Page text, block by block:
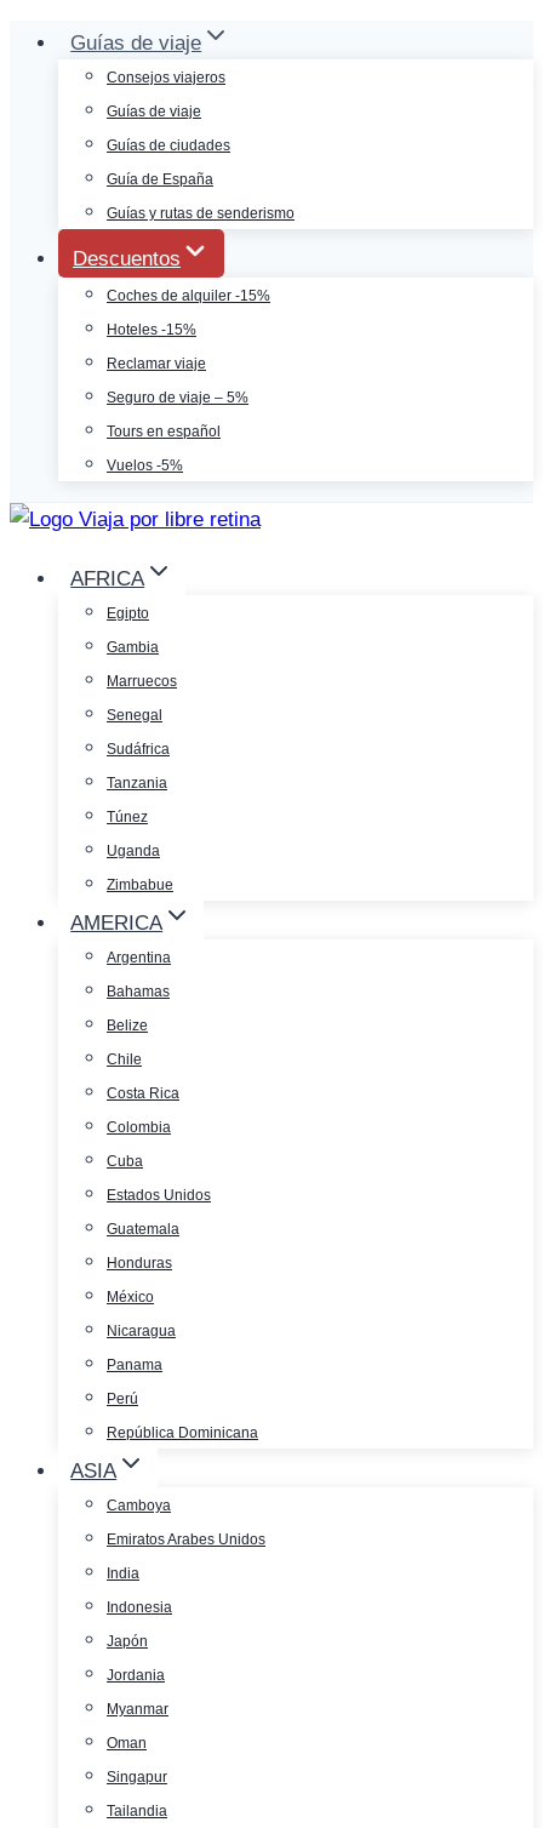
Saltar
contenido
Guías de viaje
Consejos viajeros
Guías de viaje
Guías de ciudades
Guía de España
Guías y rutas de senderismo
Descuentos
Coches de alquiler -15%
Hoteles -15%
Reclamar viaje
Seguro de viaje – 5%
Tours en español
Vuelos -5%
AFRICA
Egipto
Gambia
Marruecos
Senegal
Sudáfrica
Tanzania
Túnez
Uganda
Zimbabue
AMERICA
Argentina
Bahamas
Belize
Chile
Costa Rica
Colombia
Cuba
Estados Unidos
Guatemala
Honduras
México
Nicaragua
Panama
Perú
República Dominicana
ASIA
Camboya
Emiratos Arabes Unidos
India
Indonesia
Japón
Jordania
Myanmar
Oman
Singapur
Tailandia